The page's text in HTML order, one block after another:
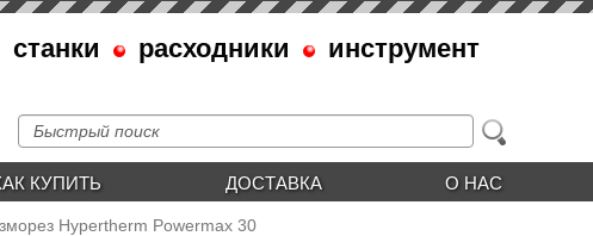
станки расходники инструмент
КУПИТЬ ДОСТАВКА О НАС
Hypertherm Powermax 30